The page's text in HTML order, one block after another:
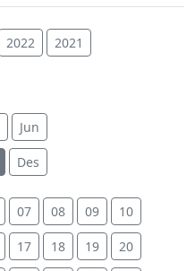
2022 2021
Jun
Des
07 08 09 10
17 18 19 20